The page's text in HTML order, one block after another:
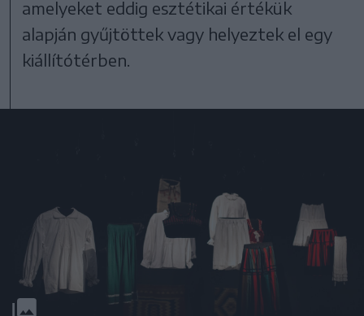
amelyeket eddig esztétikai értékük
alapján gyűjtöttek vagy helyeztek el egy
kiállítótérben.